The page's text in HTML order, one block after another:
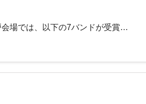
場では、以下の7バンドが受賞…